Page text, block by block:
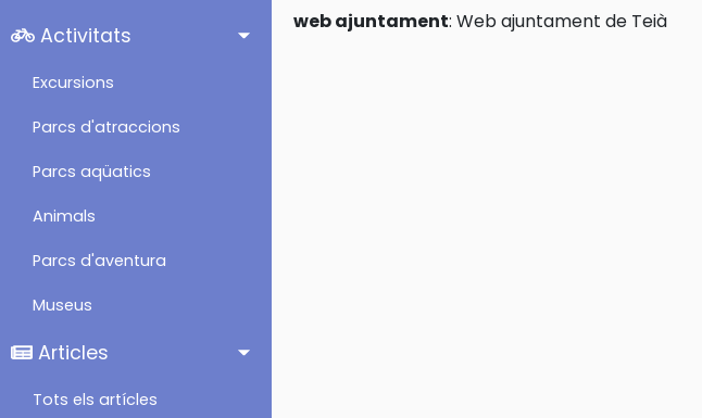
Activitats
Excursions
Parcs d'atraccions
Parcs aqüatics
Animals
Parcs d'aventura
Museus
Articles
Tots els artícles
web ajuntament: Web ajuntament de Teià